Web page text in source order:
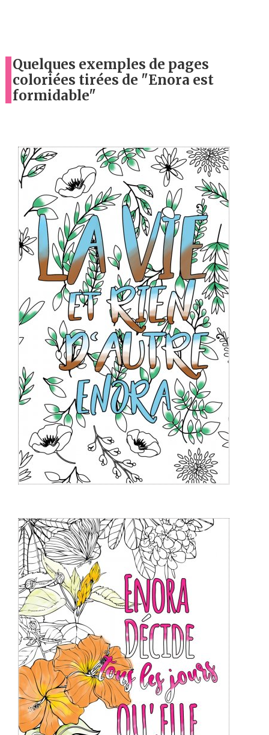
Quelques exemples de pages
coloriées tirées de "Enora est
formidable"